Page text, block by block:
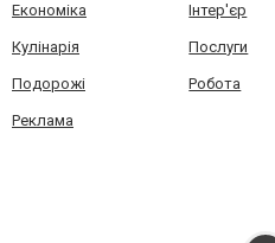
Економіка Інтер'єр
Кулінарія Послуги
Подорожі Робота
Реклама